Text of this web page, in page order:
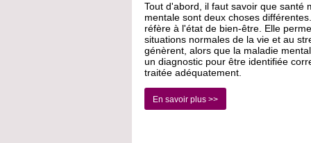
Tout d'abord, il faut savoir que santé
mentale sont deux choses
réfère à l'état de bien-être. Elle
situations normales de la vie et au
génèrent, alors que la maladie
un diagnostic pour être identifiée
traitée adéquatement.
En savoir plus >>